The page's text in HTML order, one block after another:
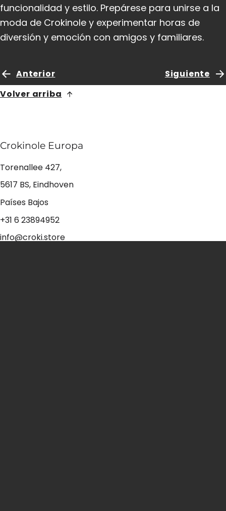
funcionalidad y estilo. Prepárese para unirse a la
moda de Crokinole y experimentar horas de
diversión y emoción con amigos y familiares.
Anterior
Siguiente
Volver arriba
Crokinole Europa
Torenallee 427,
5617 BS, Eindhoven
Países Bajos
+31 6 23894952
info@croki.store